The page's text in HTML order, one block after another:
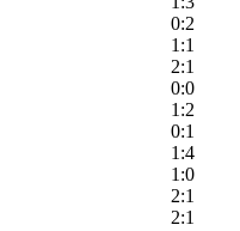
0:2
1:1
2:1
0:0
1:2
0:1
1:4
1:0
2:1
2:1